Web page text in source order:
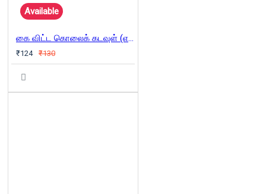
Available
கை விட்ட கொலைக் கடவுள் (எதிர்க்குரல் 4)
₹124 ₹130